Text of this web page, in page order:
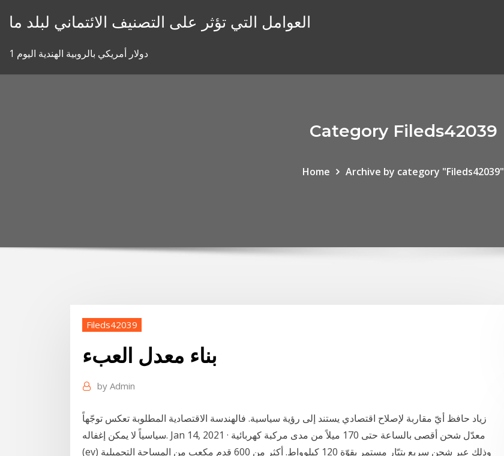
العوامل التي تؤثر على التصنيف الائتماني لبلد ما
1 دولار أمريكي بالروبية الهندية اليوم
Category Fileds42039
Home Archive by category "Fileds42039"
Fileds42039
بناء معدل العبء
by Admin
زياد حافظ أيّ مقاربة لإصلاح اقتصادي يستند إلى رؤية سياسية. فالهندسة الاقتصادية المطلوبة تعكس توجّهاً
سياسياً لا يمكن إغفاله. Jan 14, 2021 · معدّل شحن أقصى بالساعة حتى 170 ميلاً من مدى مركبة كهربائية
(ev) وذلك عبر شحن سريع بتيّار مستمر بقوّة 120 كيلوواط. أكثر من 600 قدم مكعب من المساحة التحميلية